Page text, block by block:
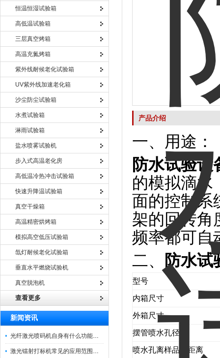
恒温恒湿试验箱
高低温试验箱
三层真空烤箱
高温充氮烤箱
紫外线耐候老化试验箱
UV紫外线加速老化箱
沙尘防尘试验箱
水煮试验箱
淋雨试验箱
盐水喷雾试验机
步入式高温老化房
高低温冷热冲击试验箱
快速升降温试验箱
真空干燥箱
高温精密烘烤箱
模拟高空低压试验箱
氙灯耐候老化试验箱
垂直水平燃烧试验机
真空脱泡机
查看更多
新闻资讯
光纤激光喷码机自身有什么功能？不妨看看下文
激光镭射打标机常见的应用范围如下
产品介绍
一、用途：
防水试验设
的模拟滴水
面的控制系
架的回转角
频率都可自
二、
防水试
型号
内箱尺寸
外箱尺寸
摆管喷水孔径
喷水孔离样品的距离